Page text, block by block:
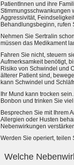
PatientInnen und ihre
Stimmungsschwankungen
Aggressivität,
Behandlungsbeginn, rufen
Nehmen Sie Sertralin
müssen das Medikament
Fahren Sie nicht, steuern
Aufmerksamkeit benötigt,
Risiko von Schwindel und
älterer Patient sind,
kann Schwindel und
Ihr Mund kann trocken
Bonbon und trinken Sie
Besprechen Sie mit Ihrem
Allergien oder Husten
Nebenwirkungen
Werden Sie operiert, teilen
Welche